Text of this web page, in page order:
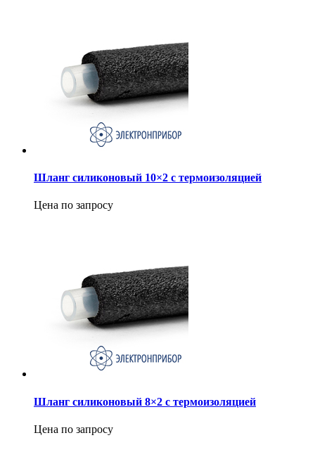
Шланг силиконовый 10×2 с термоизоляцией
Цена по запросу
Шланг силиконовый 8×2 с термоизоляцией
Цена по запросу